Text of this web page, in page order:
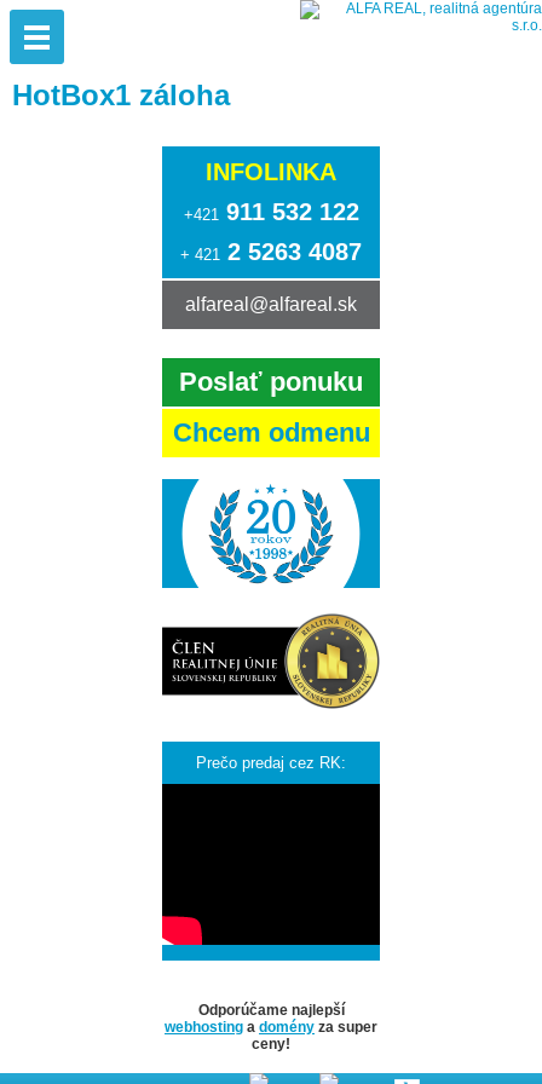
HotBox1 záloha
INFOLINKA
+421 911 532 122
+ 421 2 5263 4087
alfareal@alfareal.sk
Poslať ponuku
Chcem odmenu
Prečo predaj cez RK:
Odporúčame najlepší
webhosting a domény za super
ceny!